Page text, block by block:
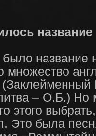
название
– О.Б.) Но
этого
Это была